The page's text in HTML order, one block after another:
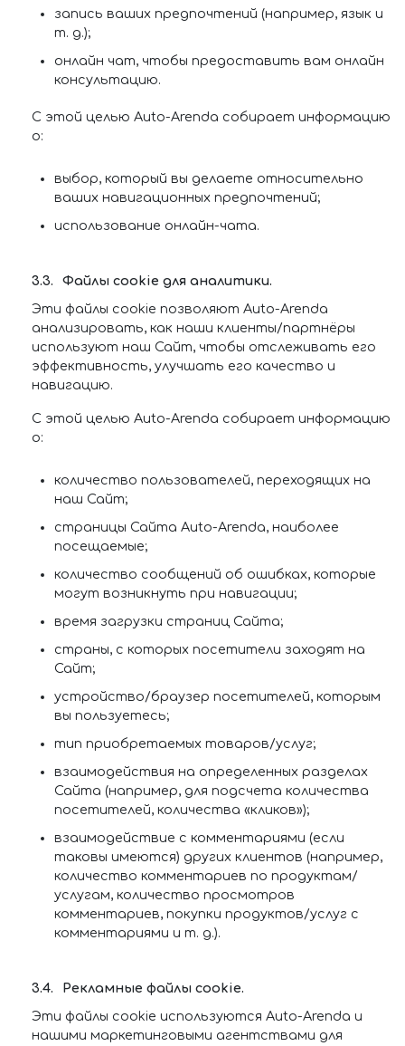
запись ваших предпочтений (например, язык и
т. д.);
онлайн чат, чтобы предоставить вам онлайн
консультацию.
С этой целью Auto-Arenda собирает информацию
о:
выбор, который вы делаете относительно
ваших навигационных предпочтений;
использование онлайн-чата.
Файлы cookie для аналитики.
Эти файлы cookie позволяют Auto-Arenda
анализировать, как наши клиенты/партнёры
используют наш Сайт, чтобы отслеживать его
эффективность, улучшать его качество и
навигацию.
С этой целью Auto-Arenda собирает информацию
о:
количество пользователей, переходящих на
наш Сайт;
страницы Сайта Auto-Arenda, наиболее
посещаемые;
количество сообщений об ошибках, которые
могут возникнуть при навигации;
время загрузки страниц Сайта;
страны, с которых посетители заходят на
Сайт;
устройство/браузер посетителей, которым
вы пользуетесь;
тип приобретаемых товаров/услуг;
взаимодействия на определенных разделах
Сайта (например, для подсчета количества
посетителей, количества «кликов»);
взаимодействие с комментариями (если
таковы имеются) других клиентов (например,
количество комментариев по продуктам/
услугам, количество просмотров
комментариев, покупки продуктов/услуг с
комментариями и т. д.).
Рекламные файлы cookie.
Эти файлы cookie используются Auto-Arenda и
нашими маркетинговыми агентствами для